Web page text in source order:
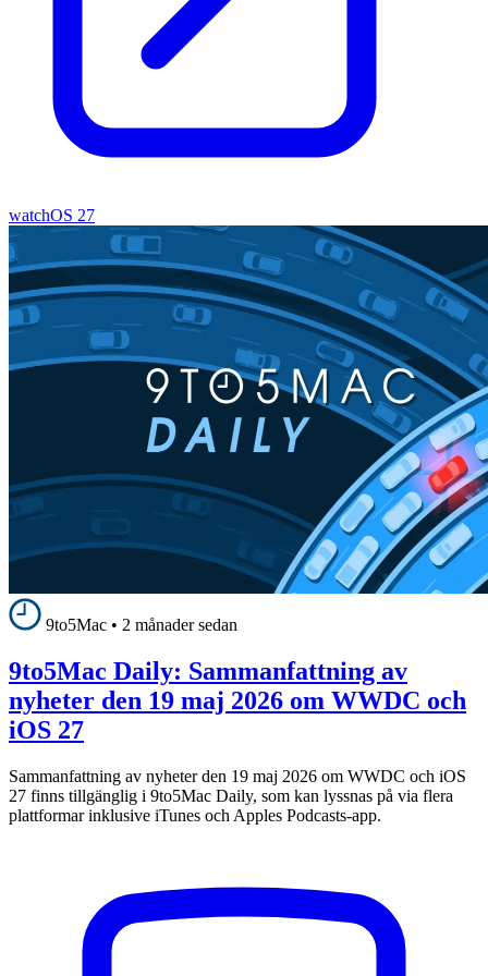
watchOS 27
9to5Mac • 2 månader sedan
9to5Mac Daily: Sammanfattning av
nyheter den 19 maj 2026 om WWDC och
iOS 27
Sammanfattning av nyheter den 19 maj 2026 om WWDC och iOS
27 finns tillgänglig i 9to5Mac Daily, som kan lyssnas på via flera
plattformar inklusive iTunes och Apples Podcasts-app.